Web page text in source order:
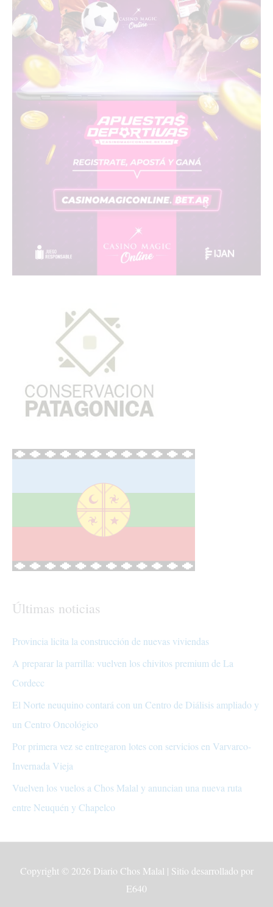
Últimas noticias
Provincia licita la construcción de nuevas viviendas
A preparar la parrilla: vuelven los chivitos premium de La
Cordecc
El Norte neuquino contará con un Centro de Diálisis ampliado y
un Centro Oncológico
Por primera vez se entregaron lotes con servicios en Varvarco-
Invernada Vieja
Vuelven los vuelos a Chos Malal y anuncian una nueva ruta
entre Neuquén y Chapelco
Copyright © 2026 Diario Chos Malal | Sitio desarrollado por
E640